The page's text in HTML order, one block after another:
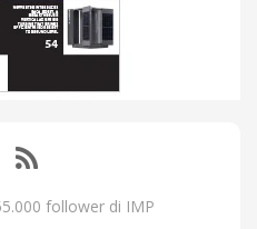
follower di IMP